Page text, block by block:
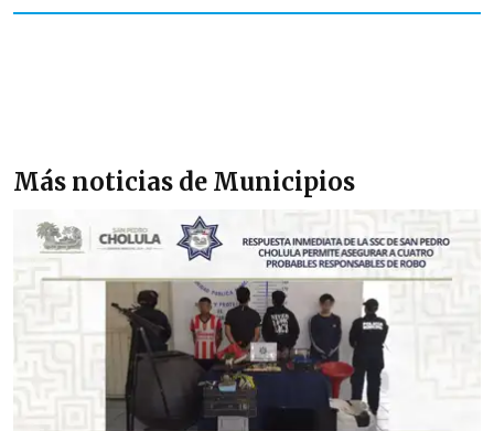
Más noticias de Municipios